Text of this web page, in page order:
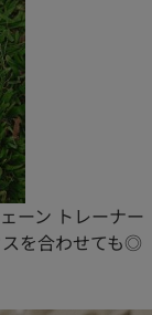
ーン トレーナー
スを合わせても◎